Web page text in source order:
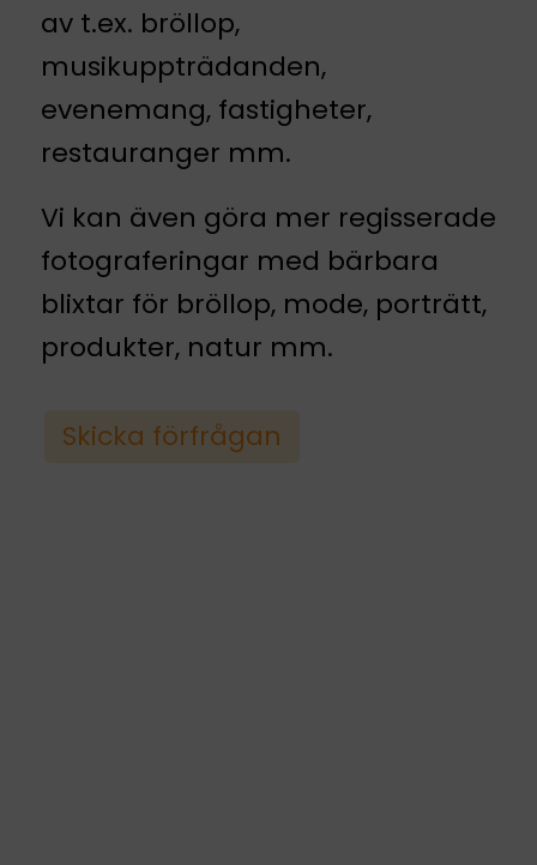
av t.ex. bröllop,
musikuppträdanden,
evenemang, fastigheter,
restauranger mm.
Vi kan även göra mer regisserade
fotograferingar med bärbara
blixtar för bröllop, mode, porträtt,
produkter, natur mm.
Skicka förfrågan